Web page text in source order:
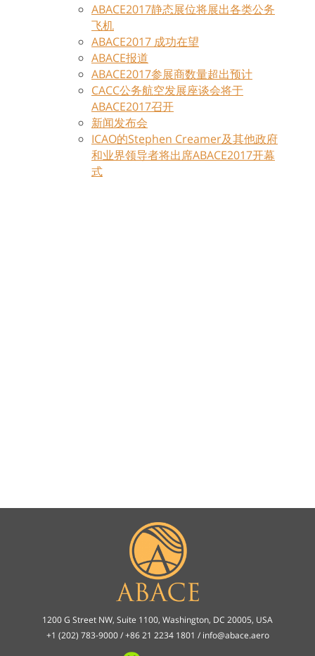
ABACE2017静态展位将展出各类公务
飞机
ABACE2017 成功在望
ABACE报道
ABACE2017参展商数量超出预计
CACC公务航空发展座谈会将于
ABACE2017召开
新闻发布会
ICAO的Stephen Creamer及其他政府
和业界领导者将出席ABACE2017开幕
式
1200 G Street NW, Suite 1100, Washington, DC 20005, USA
+1 (202) 783-9000 / +86 21 2234 1801 / info@abace.aero